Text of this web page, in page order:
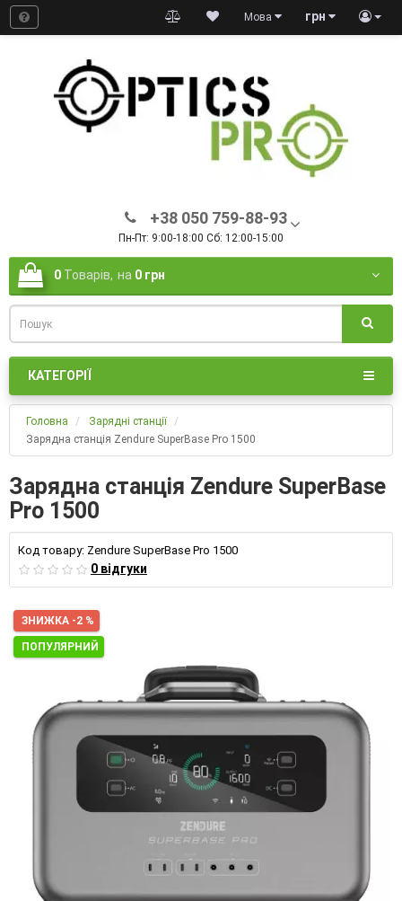
грн
Мова
+38 050 759-88-93
Пн-Пт: 9:00-18:00 Сб: 12:00-15:00
0 Товарів, на 0 грн
КАТЕГОРІЇ
Головна
Зарядні станції
Зарядна станція Zendure SuperBase Pro 1500
Зарядна станція Zendure SuperBase
Pro 1500
Код товару: Zendure SuperBase Pro 1500
0 відгуки
ЗНИЖКА -2 %
ПОПУЛЯРНИЙ